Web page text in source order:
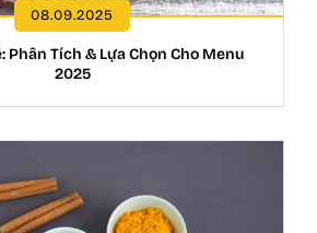
08.09.2025
Phân Tích & Lựa Chọn Cho Menu
2025